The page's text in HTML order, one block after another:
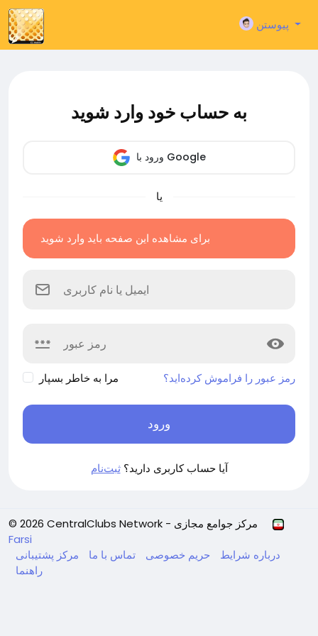
پیوستن
به حساب خود وارد شوید
ورود با Google
یا
برای مشاهده این صفحه باید وارد شوید
مرا به خاطر بسپار رمز عبور را فراموش کرده‌اید؟
ورود
آیا حساب کاربری دارید؟ثبت‌نام
© 2026 CentralClubs Network - مرکز جوامع مجازی
Farsi
درباره شرایط حریم خصوصی تماس با ما
مرکز پشتیبانی
راهنما